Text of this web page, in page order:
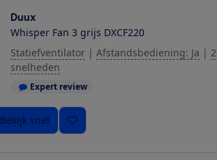
Duux
Whisper Fan 3 grijs DXCF220
Statiefventilator | Afstandsbediening: Ja |
snelheden
Expert review
Bekijk snel